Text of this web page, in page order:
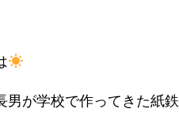
男が学校で作ってきた紙